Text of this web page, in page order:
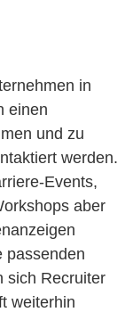
in
einen
und zu
werden.
Events,
aber
passenden
sich Recruiter
weiterhin